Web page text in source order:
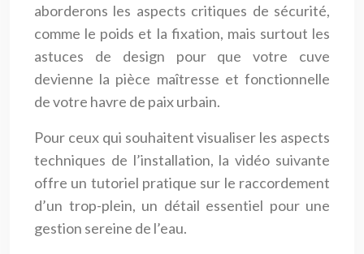
aborderons les aspects critiques de sécurité,
comme le poids et la fixation, mais surtout les
astuces de design pour que votre cuve
devienne la pièce maîtresse et fonctionnelle
de votre havre de paix urbain.
Pour ceux qui souhaitent visualiser les aspects
techniques de l’installation, la vidéo suivante
offre un tutoriel pratique sur le raccordement
d’un trop-plein, un détail essentiel pour une
gestion sereine de l’eau.